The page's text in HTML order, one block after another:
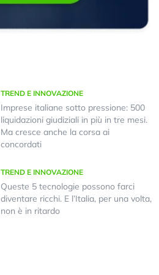
TREND E INNOVAZIONE
Imprese italiane sotto pressione: 500
liquidazioni giudiziali in più in tre mesi.
Ma cresce anche la corsa ai
concordati
TREND E INNOVAZIONE
Queste 5 tecnologie possono farci
diventare ricchi. E l’Italia, per una volta,
non è in ritardo